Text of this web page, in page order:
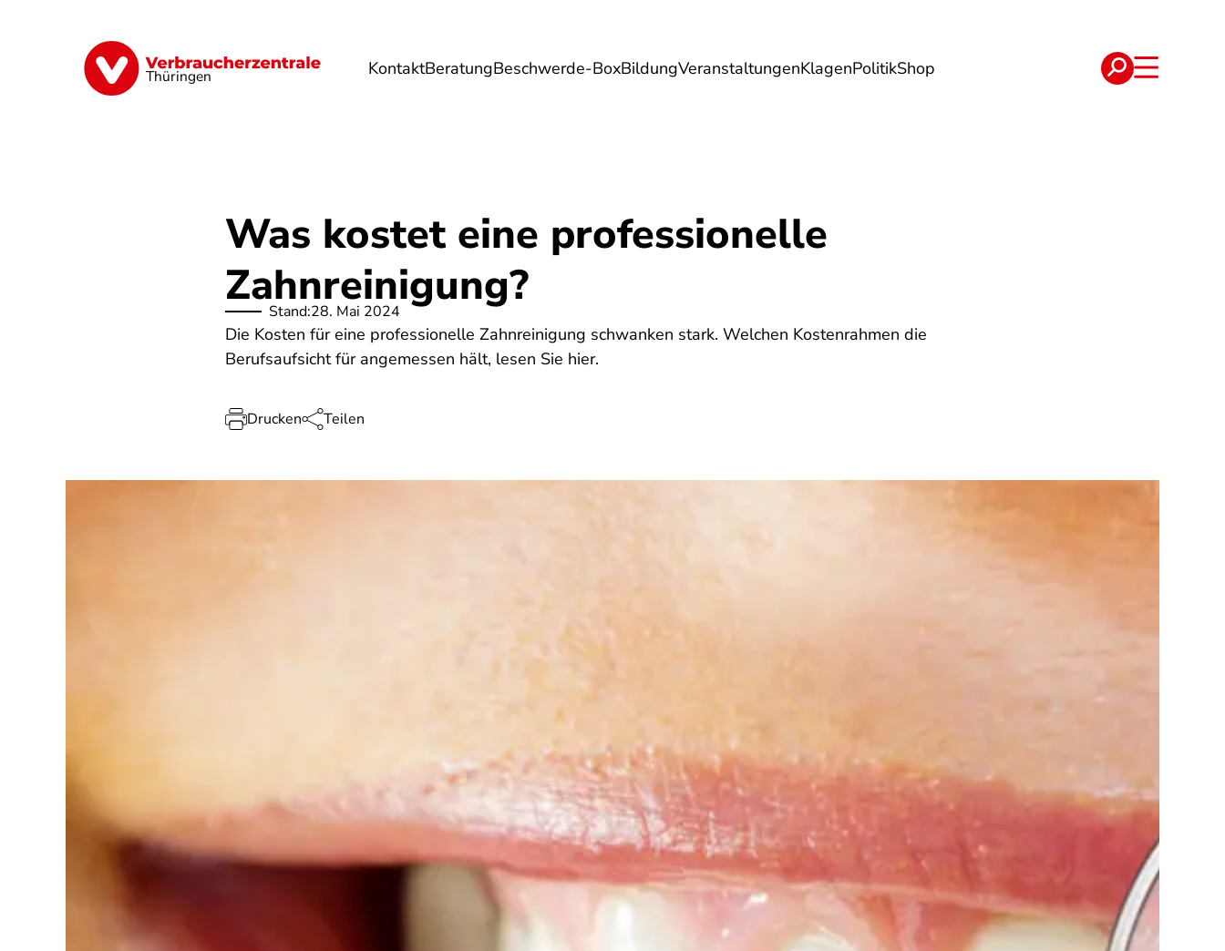
Thüringen KontaktBeratungBeschwerde-BoxBildungVeranstaltungenKlagenPolitikShop
Finanzen Digitales Lebensmittel Umwelt Gesundheit Energie Reise Verträge
Was kostet eine professionelle
Zahnreinigung?
Stand:28. Mai 2024
Die Kosten für eine professionelle Zahnreinigung schwanken stark. Welchen Kostenrahmen die
Berufsaufsicht für angemessen hält, lesen Sie hier.
Drucken Teilen